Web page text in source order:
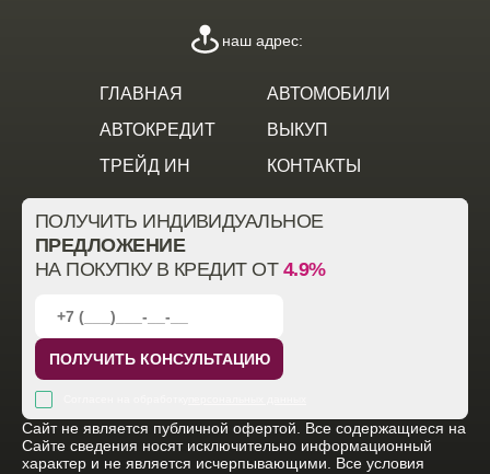
ГЛАВНАЯ
АВТОМОБИЛИ
АВТОКРЕДИТ
ВЫКУП
ТРЕЙД ИН
КОНТАКТЫ
наш адрес:
ПОЛУЧИТЬ ИНДИВИДУАЛЬНОЕ
ПРЕДЛОЖЕНИЕ
НА ПОКУПКУ В КРЕДИТ ОТ 4.9%
ПОЛУЧИТЬ КОНСУЛЬТАЦИЮ
Cайт не является публичной офертой. Все содержащиеся на
Сайте сведения носят исключительно информационный
характер и не является исчерпывающими. Все условия